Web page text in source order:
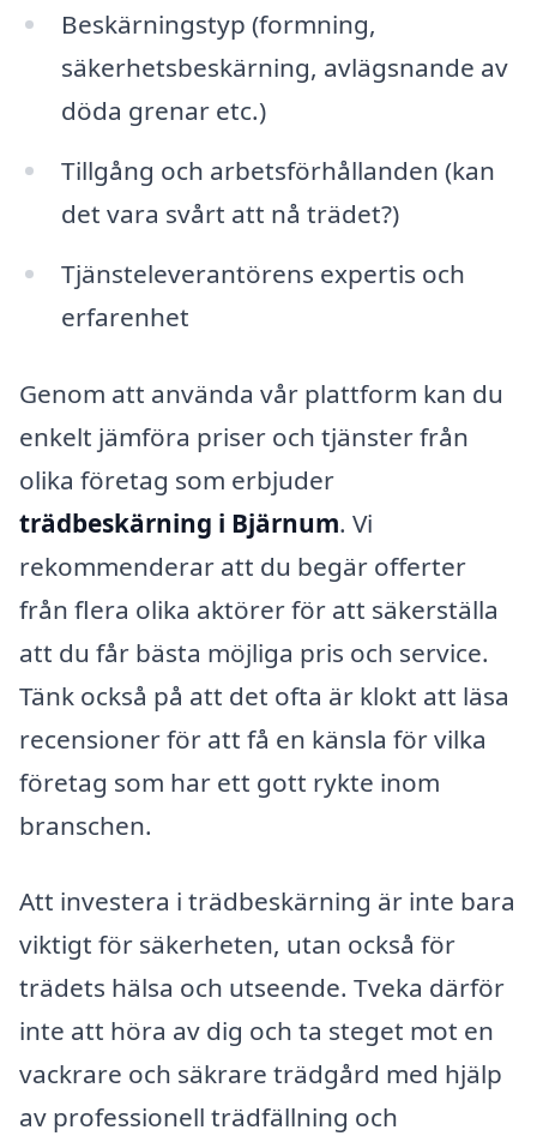
Beskärningstyp (formning,
säkerhetsbeskärning, avlägsnande av
döda grenar etc.)
Tillgång och arbetsförhållanden (kan
det vara svårt att nå trädet?)
Tjänsteleverantörens expertis och
erfarenhet
Genom att använda vår plattform kan du
enkelt jämföra priser och tjänster från
olika företag som erbjuder
trädbeskärning i Bjärnum. Vi
rekommenderar att du begär offerter
från flera olika aktörer för att säkerställa
att du får bästa möjliga pris och service.
Tänk också på att det ofta är klokt att läsa
recensioner för att få en känsla för vilka
företag som har ett gott rykte inom
branschen.
Att investera i trädbeskärning är inte bara
viktigt för säkerheten, utan också för
trädets hälsa och utseende. Tveka därför
inte att höra av dig och ta steget mot en
vackrare och säkrare trädgård med hjälp
av professionell trädfällning och